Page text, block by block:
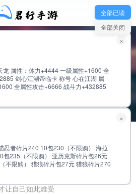
让自己如此难受
全部已读
全部关闭
龙 属性：体力+4444 一级属性+1600 全
剑心江湖帝临卡 称号 心在江湖 属
全属性攻击+6666 战斗力+432885
属性：体力+5555 一级属性+1600 全
云龙御世龙尊卡 称号 云龙际会 属
全属性攻击+8888 战斗力+534120
府 属性：体力+6666 一级属性+1600
超核宗师独尊卡 称号 超核宗师
全属性攻击+11111 战斗力
至臻卡 称号 盛世霸主 属性：会心攻击
性攻击+9999 战斗力+720772 称号 盛世
一级属性+3333 全属性攻击+9999 战斗
性：会心攻击+10000 一级属性+3333 全
称号 绝世英杰 属性：会心攻击
性攻击+20000 战斗力:1441619
×
忍者碎片240 10包230（不限购） 海拉
包235（不限购） 亚历克斯碎片包26元
不限购） 猎狼碎片包27元 猎狼碎片270
速成包97元 传说圣物碎片500 5包
包98元 史诗圣物碎片2500 5包483元
元 稀有圣物碎片12500 5包485元（不
×